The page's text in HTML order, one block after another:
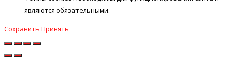
являются обязательными.
Сохранить Принять